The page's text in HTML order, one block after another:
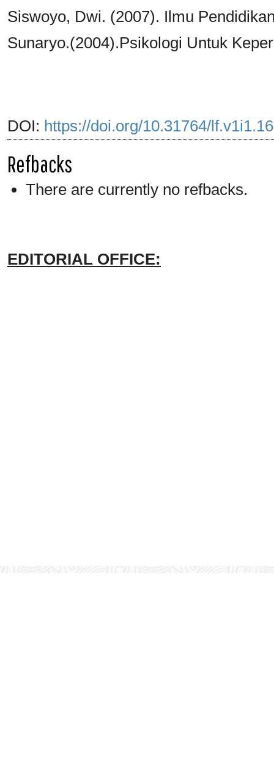
Siswoyo, Dwi. (2007). Ilmu
Sunaryo.(2004).Psikologi Untuk
DOI: https://doi.org/10.31764/
Refbacks
There are currently no refbacks.
EDITORIAL OFFICE: